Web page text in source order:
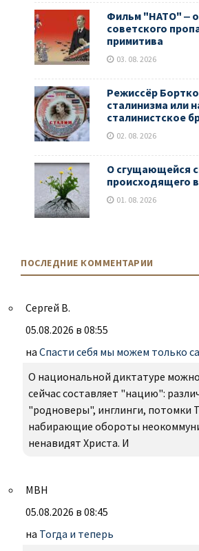
Фильм "НАТО" ‒
советского
примитива
03. 08. 2026
Режиссёр
сталинизма или
сталинистское
02. 08. 2026
О сгущающейся
происходящего
01. 08. 2026
ПОСЛЕДНИЕ КОММЕНТАРИИ
Сергей В.
05.08.2026 в 08:55
на Спасти себя мы можем только
О национальной диктатуре
сейчас составляет "нацию":
"родноверы", инглинги, потомки
набирающие обороты
ненавидят Христа. И
МВН
05.08.2026 в 08:45
на Тогда и теперь